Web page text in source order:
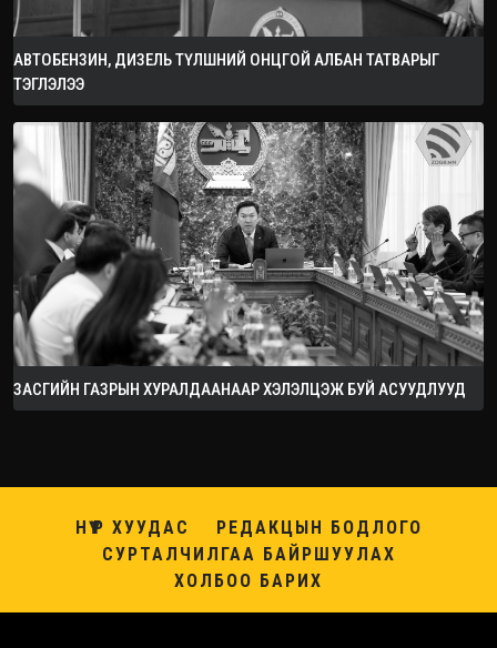
АВТОБЕНЗИН, ДИЗЕЛЬ ТҮЛШНИЙ ОНЦГОЙ АЛБАН ТАТВАРЫГ
ТЭГЛЭЛЭЭ
ЗАСГИЙН ГАЗРЫН ХУРАЛДААНААР ХЭЛЭЛЦЭЖ БУЙ АСУУДЛУУД
НҮҮР ХУУДАС
РЕДАКЦЫН БОДЛОГО
СУРТАЛЧИЛГАА БАЙРШУУЛАХ
ХОЛБОО БАРИХ